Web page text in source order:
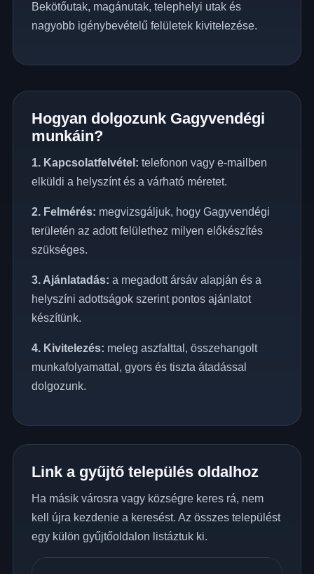
Bekötőutak, magánutak, telephelyi utak és
nagyobb igénybevételű felületek kivitelezése.
Hogyan dolgozunk Gagyvendégi
munkáin?
1. Kapcsolatfelvétel: telefonon vagy e-mailben
elküldi a helyszínt és a várható méretet.
2. Felmérés: megvizsgáljuk, hogy Gagyvendégi
területén az adott felülethez milyen előkészítés
szükséges.
3. Ajánlatadás: a megadott ársáv alapján és a
helyszíni adottságok szerint pontos ajánlatot
készítünk.
4. Kivitelezés: meleg aszfalttal, összehangolt
munkafolyamattal, gyors és tiszta átadással
dolgozunk.
Link a gyűjtő település oldalhoz
Ha másik városra vagy községre keres rá, nem
kell újra kezdenie a keresést. Az összes települést
egy külön gyűjtőoldalon listáztuk ki.